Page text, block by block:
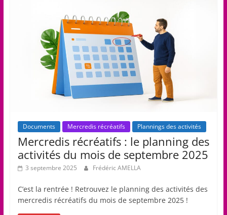
Documents Mercredis récréatifs Plannings des activités
Mercredis récréatifs : le planning des
activités du mois de septembre 2025
3 septembre 2025 Frédéric AMELLA
C’est la rentrée ! Retrouvez le planning des activités des
mercredis récréatifs du mois de septembre 2025 !